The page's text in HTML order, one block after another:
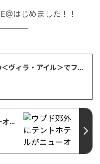
じめました！！
クロボカンの＜ヴィラ・アイル＞でフローティングブレックファーストが開始【バリ島・レストラン情報】
ウブド郊外にテントホテルがニューオープン＜カペラウブド＞客室編【バリ島・ホテル情報】